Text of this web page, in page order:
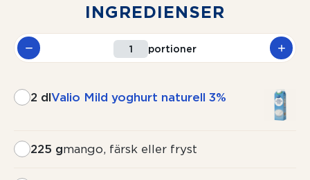
INGREDIENSER
portioner
2 dlValio Mild yoghurt naturell 3%
225 gmango, färsk eller fryst